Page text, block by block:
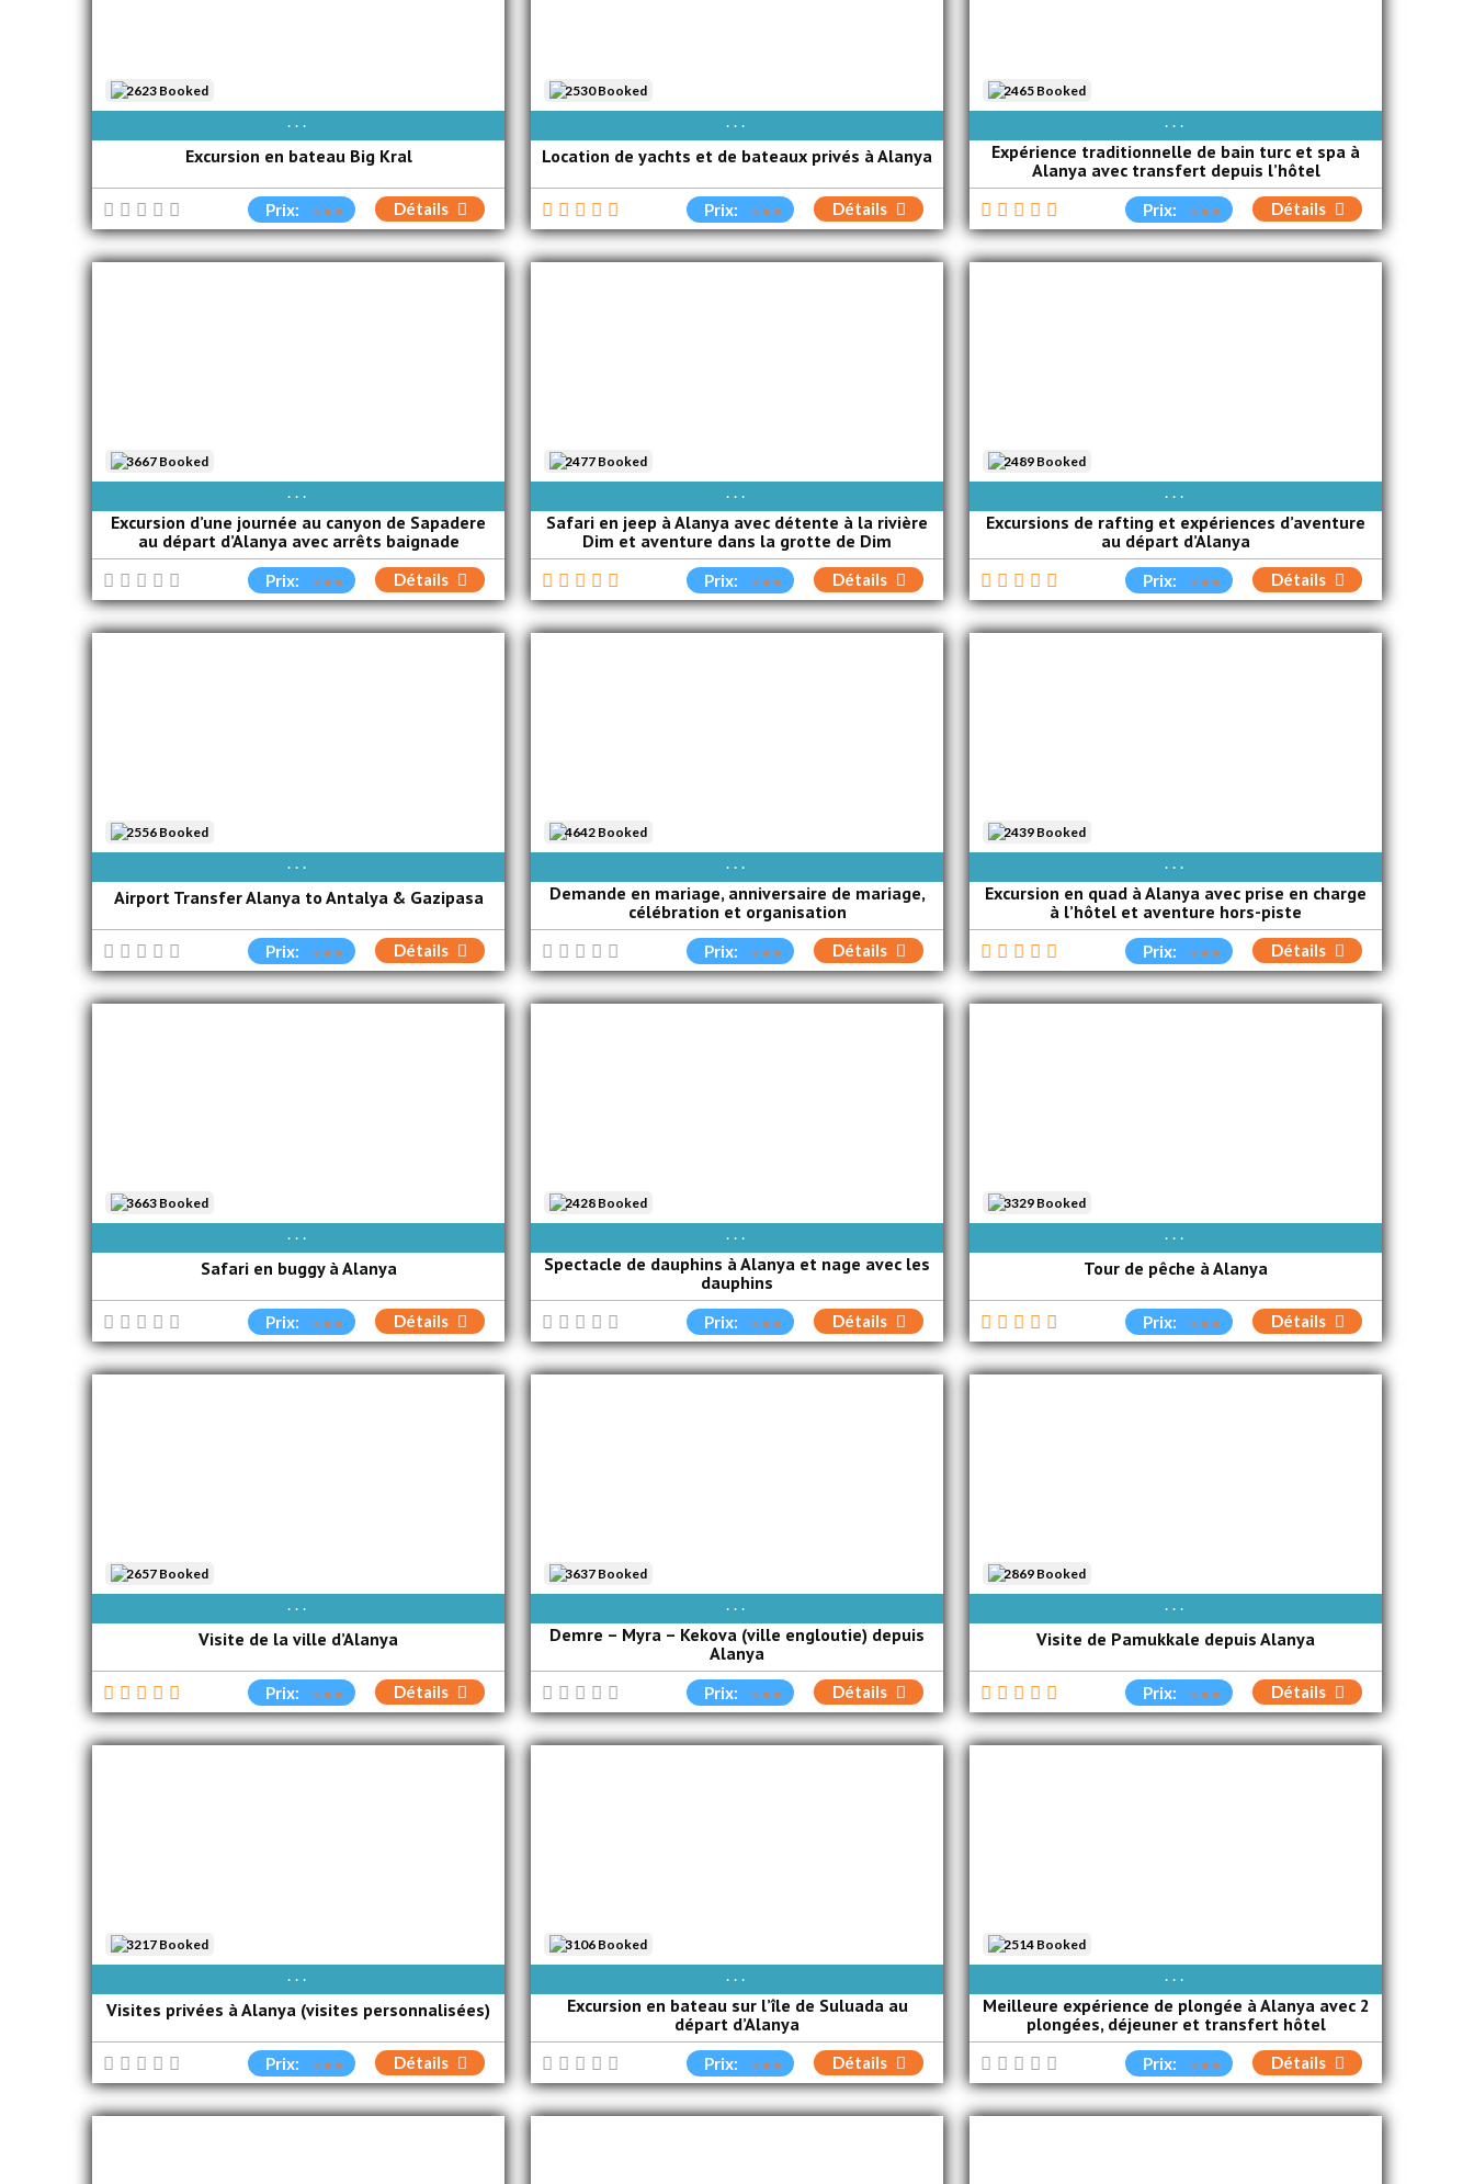
AVAIBLE EVERY DAY
Excursion en bateau Big Kral
2623 Booked
Prix: Détails
AVAIBLE EVERY DAY
Location de yachts et de bateaux privés à Alanya
2530 Booked
Prix: Détails
AVAIBLE EVERY DAY
Expérience traditionnelle de bain turc et spa à
Alanya avec transfert depuis l’hôtel
2465 Booked
Prix: Détails
AVAIBLE EVERY DAY
Excursion d’une journée au canyon de Sapadere
au départ d’Alanya avec arrêts baignade
3667 Booked
Prix: Détails
AVAIBLE EVERY DAY
Safari en jeep à Alanya avec détente à la rivière
Dim et aventure dans la grotte de Dim
2477 Booked
Prix: Détails
AVAIBLE EVERY DAY
Excursions de rafting et expériences d’aventure
au départ d’Alanya
2489 Booked
Prix: Détails
AVAIBLE EVERY DAY
Airport Transfer Alanya to Antalya & Gazipasa
2556 Booked
Prix: Détails
AVAIBLE EVERY DAY
Demande en mariage, anniversaire de mariage,
célébration et organisation
4642 Booked
Prix: Détails
AVAIBLE EVERY DAY
Excursion en quad à Alanya avec prise en charge
à l’hôtel et aventure hors-piste
2439 Booked
Prix: Détails
AVAIBLE EVERY DAY
Safari en buggy à Alanya
3663 Booked
Prix: Détails
AVAIBLE EVERY DAY
Spectacle de dauphins à Alanya et nage avec les
dauphins
2428 Booked
Prix: Détails
AVAIBLE EVERY DAY
Tour de pêche à Alanya
3329 Booked
Prix: Détails
AVAIBLE EVERY DAY
Visite de la ville d’Alanya
2657 Booked
Prix: Détails
MER
Demre – Myra – Kekova (ville engloutie) depuis
Alanya
3637 Booked
Prix: Détails
AVAIBLE EVERY DAY
Visite de Pamukkale depuis Alanya
2869 Booked
Prix: Détails
AVAIBLE EVERY DAY
Visites privées à Alanya (visites personnalisées)
3217 Booked
Prix: Détails
MER
Excursion en bateau sur l’île de Suluada au
départ d’Alanya
3106 Booked
Prix: Détails
AVAIBLE EVERY DAY
Meilleure expérience de plongée à Alanya avec 2
plongées, déjeuner et transfert hôtel
2514 Booked
Prix: Détails